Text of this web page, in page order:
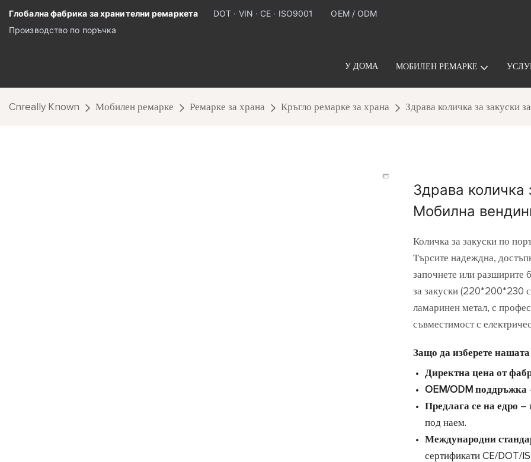
Глобална фабрика за хранителни ремаркета DOT · VIN · CE · ISO9001
OEM / ODM
Производство по поръчка
У ДОМА МОБИЛЕН РЕМАРКЕ
Cnreally Known Мобилен ремарке Ремарке за храна Кръгло ремарке за храна Здрава количка за закуски
Здрава количка
Мобилна
Количка за закуски по
Търсите надеждна,
започнете или разширите
за закуски (220*200*230
ламаринен метал, с
съвместимост с
Защо да изберете
Директна цена от
OEM/ODM поддръжка
Предлага се на едро –
под наем.
Международни
сертификати CE/DOT/